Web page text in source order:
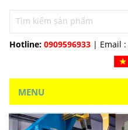
Hotline: 0909596933 | Email :
MENU